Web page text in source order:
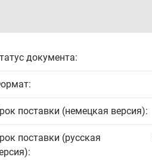
документа:
поставки (немецкая версия):
поставки (русская